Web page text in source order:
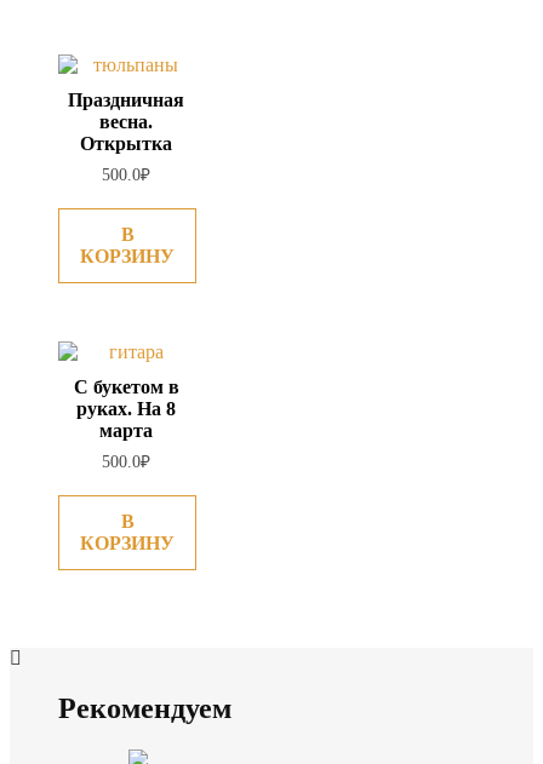
Праздничная
весна.
Открытка
500.0₽
В
КОРЗИНУ
С букетом в
руках. На 8
марта
500.0₽
В
КОРЗИНУ
Рекомендуем